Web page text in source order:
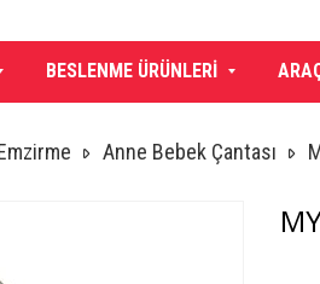
BESLENME ÜRÜNLERİ
Anne Bebek Çantası